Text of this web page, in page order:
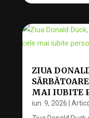
ZIUA
MAI IUBITE
iun. 9, 2026